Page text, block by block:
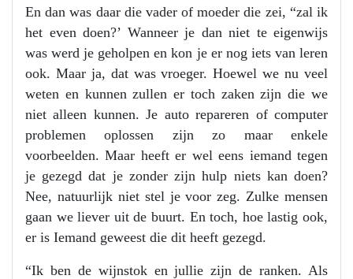
En dan was daar die vader of moeder die zei, “zal ik
het even doen?’ Wanneer je dan niet te eigenwijs
was werd je geholpen en kon je er nog iets van leren
ook. Maar ja, dat was vroeger. Hoewel we nu veel
weten en kunnen zullen er toch zaken zijn die we
niet alleen kunnen. Je auto repareren of computer
problemen oplossen zijn zo maar enkele
voorbeelden. Maar heeft er wel eens iemand tegen
je gezegd dat je zonder zijn hulp niets kan doen?
Nee, natuurlijk niet stel je voor zeg. Zulke mensen
gaan we liever uit de buurt. En toch, hoe lastig ook,
er is Iemand geweest die dit heeft gezegd.
“Ik ben de wijnstok en jullie zijn de ranken. Als